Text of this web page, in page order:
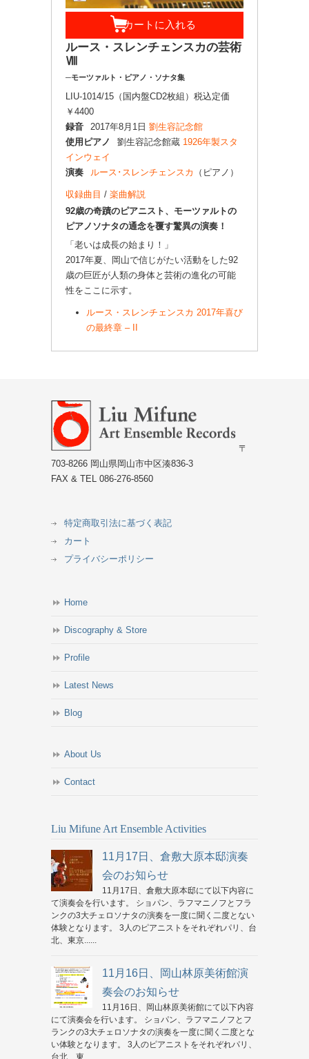
ルース・スレンチェンスカの芸術
Ⅷ
─モーツァルト・ピアノ・ソナタ集
LIU-1014/15（国内盤CD2枚組）税込定価
￥4400
録音
2017年8月1日 劉生容記念館
使用ピアノ
劉生容記念館蔵 1926年製スタ
インウェイ
演奏
ルース･スレンチェンスカ （ピアノ）
収録曲目 / 楽曲解説
92歳の奇蹟のピアニスト、モーツァルトの
ピアノソナタの通念を覆す驚異の演奏！
「老いは成長の始まり！」
2017年夏、岡山で信じがたい活動をした92
歳の巨匠が人類の身体と芸術の進化の可能
性をここに示す。
ルース・スレンチェンスカ 2017年喜び
の最終章 – II
〒
703-8266 岡山県岡山市中区湊836-3
FAX & TEL 086-276-8560
特定商取引法に基づく表記
カート
プライバシーポリシー
Home
Discography & Store
Profile
Latest News
Blog
About Us
Contact
Liu Mifune Art Ensemble Activities
11月17日、倉敷大原本邸演奏
会のお知らせ
11月17日、倉敷大原本邸にて以下内容に
て演奏会を行います。 ショパン、ラフマニノフとフラ
ンクの3大チェロソナタの演奏を一度に聞く二度とない
体験となります。 3人のピアニストをそれぞれパリ、台
北、東京......
11月16日、岡山林原美術館演
奏会のお知らせ
11月16日、岡山林原美術館にて以下内容
にて演奏会を行います。 ショパン、ラフマニノフとフ
ランクの3大チェロソナタの演奏を一度に聞く二度とな
い体験となります。 3人のピアニストをそれぞれパリ、
台北、東......